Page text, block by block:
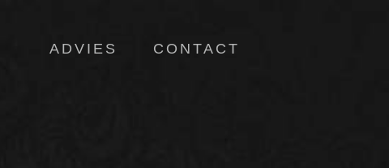
ADVIES CONTACT